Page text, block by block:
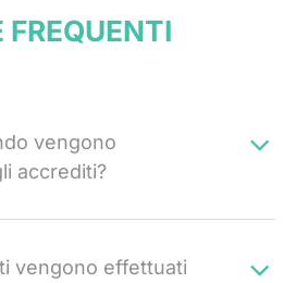
vengono
accrediti?
vengono effettuati